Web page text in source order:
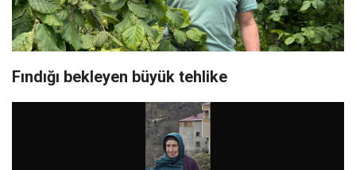
Fındığı bekleyen büyük tehlike